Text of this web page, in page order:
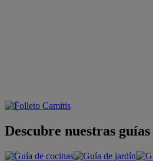
Descubre nuestras guías